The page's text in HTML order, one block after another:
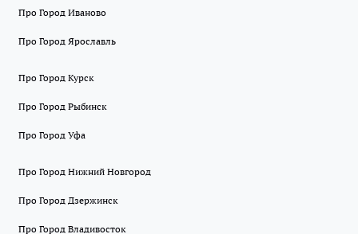
Про Город Иваново
Про Город Ярославль
Про Город Курск
Про Город Рыбинск
Про Город Уфа
Про Город Нижний Новгород
Про Город Дзержинск
Про Город Владивосток